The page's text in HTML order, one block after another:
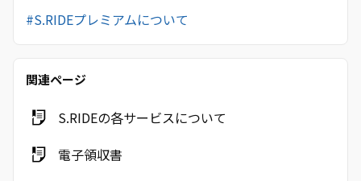
#S.RIDEプレミアムについて
関連ページ
S.RIDEの各サービスについて
電子領収書